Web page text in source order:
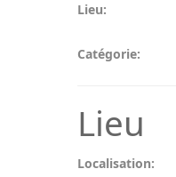
Lieu:
Catégorie:
Lieu
Localisation: